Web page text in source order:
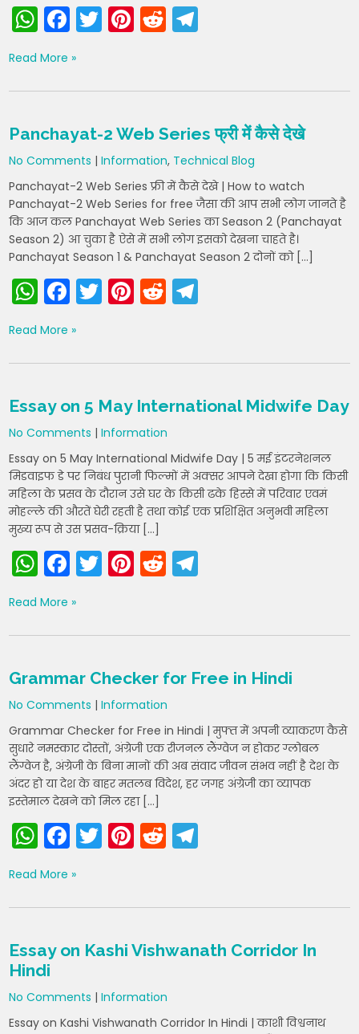
W
h
a
ts
A
p
p
F
a
c
e
b
o
o
k
T
w
er
Pi
nt
e
st
R
e
di
t
gr
a
m
Read More »
Panchayat-2 Web Series फ्री में कैसे देखे
No Comments |Information, Technical Blog
Panchayat-2 Web Series फ्री में कैसे देखे | How to watch
Panchayat-2 Web Series for free जैसा की आप सभी लोग जानते है
कि आज कल Panchayat Web Series का Season 2 (Panchayat
Season 2) आ चुका है ऐसे में सभी लोग इसको देखना चाहते है।
Panchayat Season 1 & Panchayat Season 2 दोनों को […]
W
h
a
ts
A
p
p
F
a
c
e
b
o
o
k
T
w
er
Pi
nt
e
st
R
e
di
t
gr
a
m
Read More »
Essay on 5 May International Midwife Day
No Comments |Information
Essay on 5 May International Midwife Day | 5 मई इंटरनेशनल
मिडवाइफ डे पर निबंध पुरानी फिल्मों में अक्सर आपने देखा होगा कि किसी
महिला के प्रसव के दौरान उसे घर के किसी ढके हिस्से में परिवार एवमं
मोहल्ले की औरतें घेरी रहती है तथा कोई एक प्रशिक्षित अनुभवी महिला
मुख्य रूप से उस प्रसव-क्रिया […]
W
h
a
ts
A
p
p
F
a
c
e
b
o
o
k
T
w
er
Pi
nt
e
st
R
e
di
t
gr
a
m
Read More »
Grammar Checker for Free in Hindi
No Comments |Information
Grammar Checker for Free in Hindi | मुफ्त में अपनी व्याकरण कैसे
सुधारे नमस्कार दोस्तों, अंग्रेजी एक रीजनल लैंग्वेज न होकर ग्लोबल
लैंग्वेज है, अंग्रेजी के बिना मानों की अब संवाद जीवन संभव नहीं है देश के
अंदर हो या देश के बाहर मतलब विदेश, हर जगह अंग्रेजी का व्यापक
इस्तेमाल देखने को मिल रहा […]
W
h
a
ts
A
p
p
F
a
c
e
b
o
o
k
T
w
er
Pi
nt
e
st
R
e
di
t
gr
a
m
Read More »
Essay on Kashi Vishwanath Corridor In
Hindi
No Comments |Information
Essay on Kashi Vishwanath Corridor In Hindi | काशी विश्वनाथ